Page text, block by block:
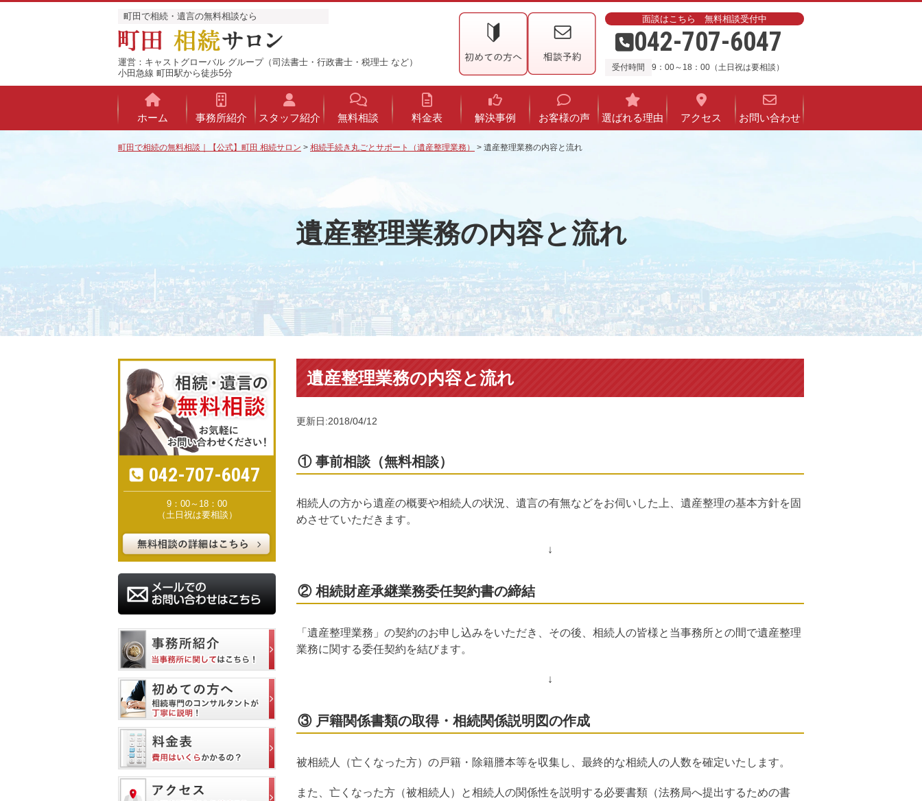
町田で相続・遺言の無料相談なら
運営：キャストグローバル グループ（司法書士・行政書士・税理士 など）
小田急線 町田駅から徒歩5分
面談はこちら 無料相談受付中
042-707-6047
受付時間 9：00～18：00（土日祝は要相談）
ホーム 事務所紹介 スタッフ紹介 無料相談 料金表 解決事例 お客様の声 選ばれる理由 アクセス お問い合わせ
町田で相続の無料相談｜【公式】町田 相続サロン > 相続手続き丸ごとサポート（遺産整理業務） > 遺産整理業務の内容と流れ
遺産整理業務の内容と流れ
042-707-6047
9：00～18：00
（土日祝は要相談）
遺産整理業務の内容と流れ
更新日:2018/04/12
① 事前相談（無料相談）
相続人の方から遺産の概要や相続人の状況、遺言の有無などをお伺いした上、遺産整理の基本方針を固
めさせていただきます。
↓
② 相続財産承継業務委任契約書の締結
「遺産整理業務」の契約のお申し込みをいただき、その後、相続人の皆様と当事務所との間で遺産整理
業務に関する委任契約を結びます。
↓
③ 戸籍関係書類の取得・相続関係説明図の作成
被相続人（亡くなった方）の戸籍・除籍謄本等を収集し、最終的な相続人の人数を確定いたします。
また、亡くなった方（被相続人）と相続人の関係性を説明する必要書類（法務局へ提出するための書